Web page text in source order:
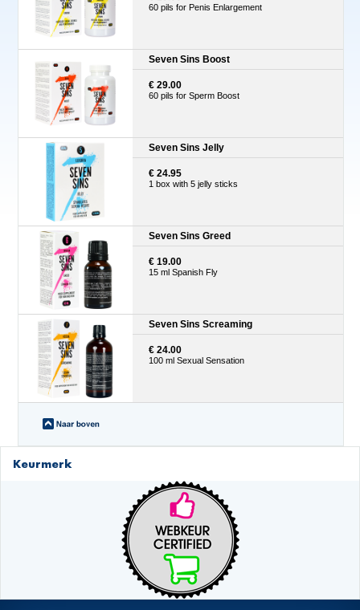
60 pils for Penis Enlargement
Seven Sins Boost
€ 29.00
60 pils for Sperm Boost
Seven Sins Jelly
€ 24.95
1 box with 5 jelly sticks
Seven Sins Greed
€ 19.00
15 ml Spanish Fly
Seven Sins Screaming
€ 24.00
100 ml Sexual Sensation
Keurmerk